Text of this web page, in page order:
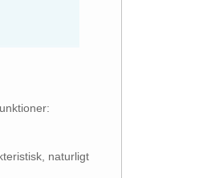
naturligt